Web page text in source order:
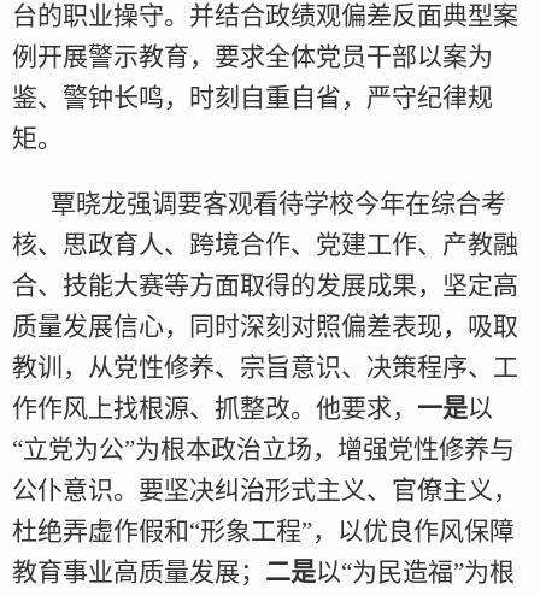
台的职业操守。并结合政绩观偏差反面典型案
例开展警示教育，要求全体党员干部以案为
鉴、警钟长鸣，时刻自重自省，严守纪律规
矩。
覃晓龙强调要客观看待学校今年在综合考
核、思政育人、跨境合作、党建工作、产教融
合、技能大赛等方面取得的发展成果，坚定高
质量发展信心，同时深刻对照偏差表现，吸取
教训，从党性修养、宗旨意识、决策程序、工
作作风上找根源、抓整改。他要求， 一是以
“立党为公”为根本政治立场，增强党性修养与
公仆意识。要坚决纠治形式主义、官僚主义，
杜绝弄虚作假和“形象工程”，以优良作风保障
教育事业高质量发展； 二是以“为民造福”为根